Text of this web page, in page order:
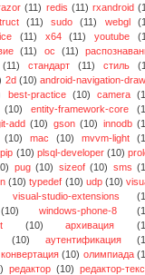
(11) redis (11) rxandroid
(11) sudo (11) webgl
(11) x64 (11) youtube
(11) ос (11)
(11) стандарт (11) стиль
2d (10) android-navigation-
best-practice (10) camera
(10) entity-framework-core
add (10) gson (10) innodb
(10) mac (10) mvvm-light
pip (10) plsql-developer (10)
pug (10) sizeof (10) sms
(10) typedef (10) udp (10)
visual-studio-extensions
(10) windows-phone-8
(10) архивация
(10) аутентификация
конвертация (10) олимпиада
редактор (10) редактор-